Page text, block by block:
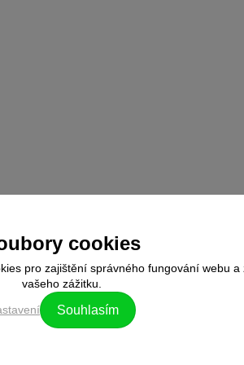
cookies
pro zajištění správného fungování webu a
vašeho zážitku.
Souhlasím